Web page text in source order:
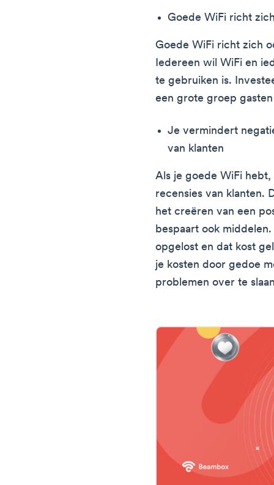
Goede WiFi richt
Goede WiFi richt zich
Iedereen wil WiFi en
te gebruiken is.
een grote groep
Je vermindert
van klanten
Als je goede WiFi
recensies van klanten.
het creëren van een
bespaart ook
opgelost en dat kost
je kosten door gedoe
problemen over te